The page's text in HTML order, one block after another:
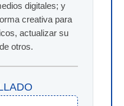
digitales; y
creativa para
actualizar su
otros.